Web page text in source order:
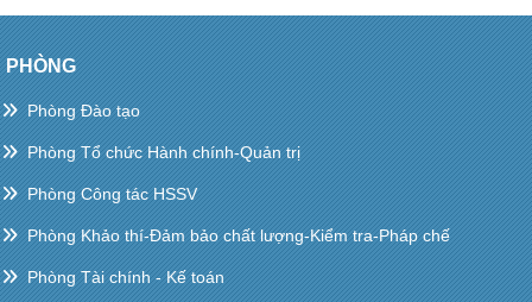
PHÒNG
Phòng Đào tạo
Phòng Tổ chức Hành chính-Quản trị
Phòng Công tác HSSV
Phòng Khảo thí-Đảm bảo chất lượng-Kiểm tra-Pháp chế
Phòng Tài chính - Kế toán